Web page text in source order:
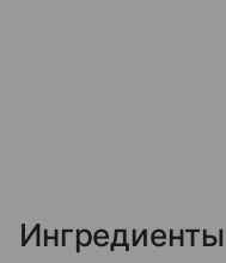
Ингредиенты